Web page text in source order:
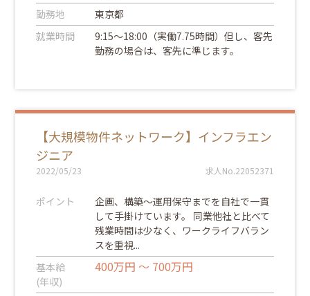
勤務地
東京都
就業時間
9:15～18:00（実働7.75時間）但し、客先
勤務の場合は、客先に準じます。
【大規模物件ネットワーク】インフラエン
ジニア
2022/05/23 求人No.22052371
ポイント
企画、構築～運用保守までを自社で一貫
して手掛けています。 同業他社と比べて
残業時間は少なく、ワークライフバラン
スを重視...
基本給
(年収)
400万円 ～ 700万円